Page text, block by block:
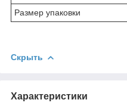
Размер упаковки
Скрыть
Характеристики